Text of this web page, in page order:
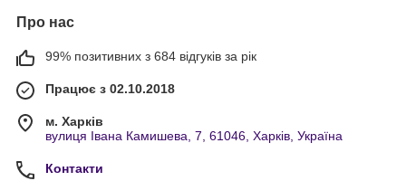
Про нас
99% позитивних з 684 відгуків за рік
Працює з 02.10.2018
м. Харків
вулиця Івана Камишева, 7, 61046, Харків, Україна
Контакти